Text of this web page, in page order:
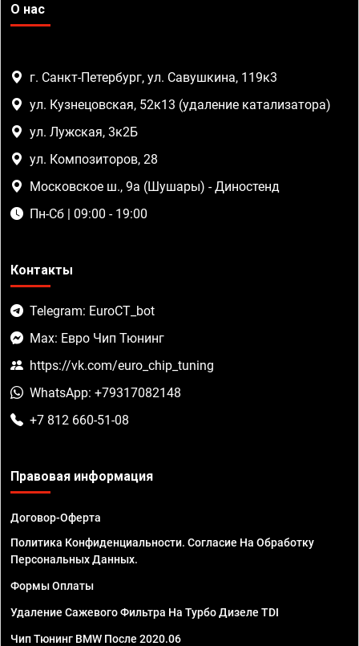
О нас
г. Санкт-Петербург, ул. Савушкина, 119к3
ул. Кузнецовская, 52к13 (удаление катализатора)
ул. Лужская, 3к2Б
ул. Композиторов, 28
Московское ш., 9а (Шушары) - Диностенд
Пн-Сб | 09:00 - 19:00
Контакты
Telegram: EuroCT_bot
Max: Евро Чип Тюнинг
https://vk.com/euro_chip_tuning
WhatsApp: +79317082148
+7 812 660-51-08
Правовая информация
Договор-Оферта
Политика Конфиденциальности. Согласие На Обработку
Персональных Данных.
Формы Оплаты
Удаление Сажевого Фильтра На Турбо Дизеле TDI
Чип Тюнинг BMW После 2020.06